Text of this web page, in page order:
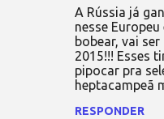
A Rússia já
nesse
bobear, vai
2015!!! Esses
pipocar pra
heptacampeã
RESPONDER